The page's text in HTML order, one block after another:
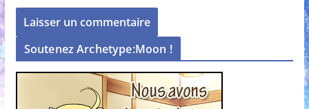
Soutenez Archetype:Moon !